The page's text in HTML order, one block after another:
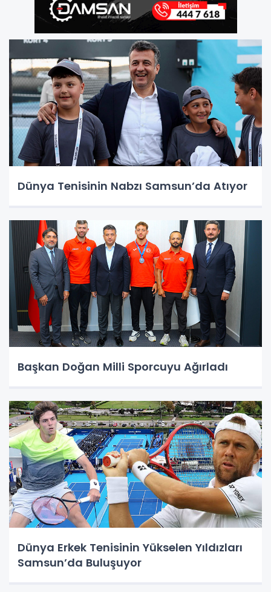
Dünya Tenisinin Nabzı Samsun’da Atıyor
Başkan Doğan Milli Sporcuyu Ağırladı
Dünya Erkek Tenisinin Yükselen Yıldızları
Samsun’da Buluşuyor